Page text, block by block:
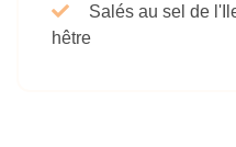
Salés au sel de
hêtre